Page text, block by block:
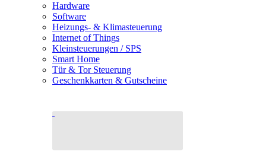
Hardware
Software
Heizungs- & Klimasteuerung
Internet of Things
Kleinsteuerungen / SPS
Smart Home
Tür & Tor Steuerung
Geschenkkarten & Gutscheine